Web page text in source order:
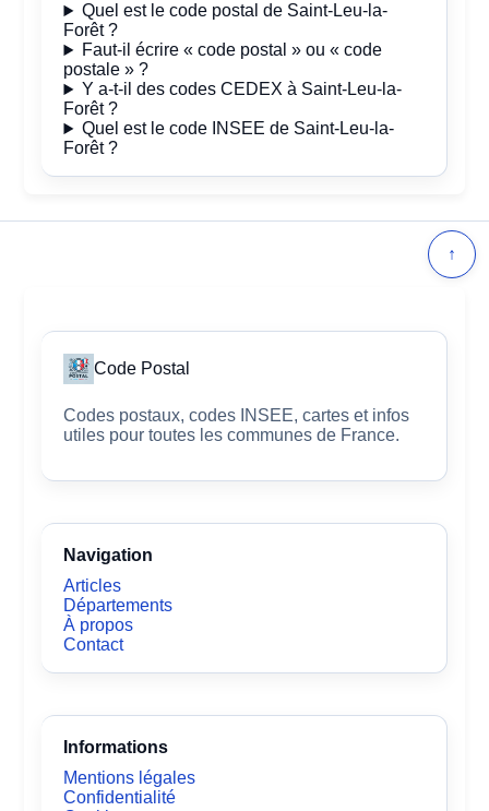
Quel est le code postal de Saint-Leu-la-
Forêt ?
Faut-il écrire « code postal » ou « code
postale » ?
Y a-t-il des codes CEDEX à Saint-Leu-la-
Forêt ?
Quel est le code INSEE de Saint-Leu-la-
Forêt ?
↑
Code Postal
Codes postaux, codes INSEE, cartes et infos
utiles pour toutes les communes de France.
Navigation
Articles
Départements
À propos
Contact
Informations
Mentions légales
Confidentialité